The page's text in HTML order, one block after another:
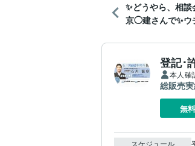
✨どうやら、相
京◯建さんで✨ウ
登記･
本人確
総販売
無
スケジュール